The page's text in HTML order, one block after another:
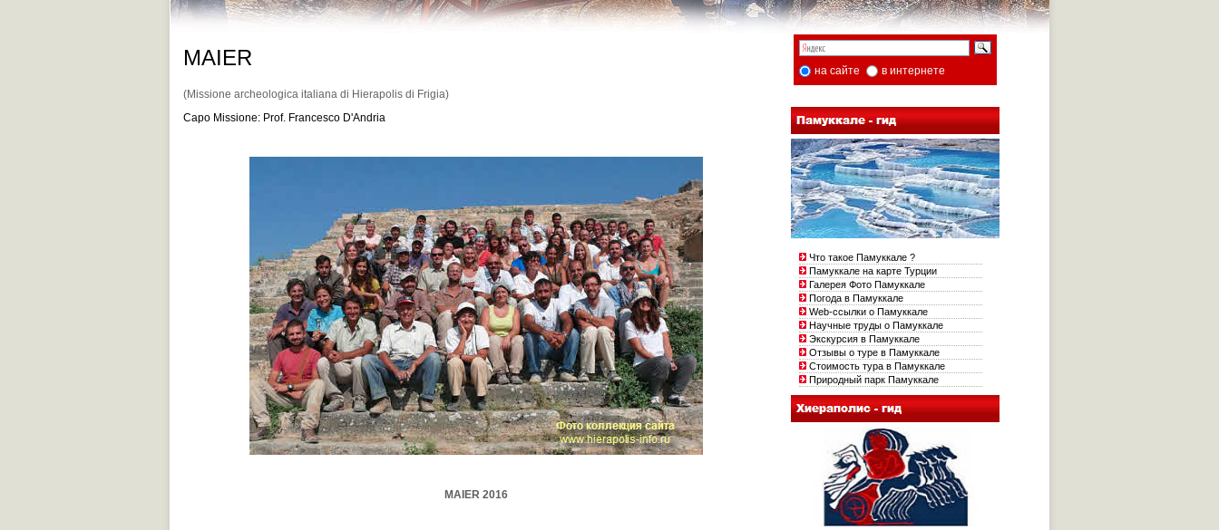
MAIER
(Missione archeologica italiana di Hierapolis di Frigia)
Capo Missione: Prof. Francesco D'Andria
MAIER 2016
на сайте в интернете
Что такое Памуккале ?
Памуккале на карте Турции
Галерея Фото Памуккале
Погода в Памуккале
Web-ссылки о Памуккале
Научные труды о Памуккале
Экскурсия в Памуккале
Отзывы о туре в Памуккале
Стоимость тура в Памуккале
Природный парк Памуккале